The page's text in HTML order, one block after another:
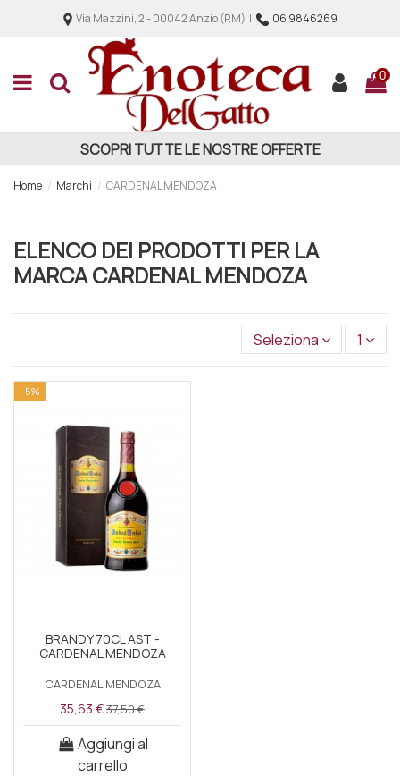
Via Mazzini, 2 - 00042 Anzio (RM) | 06 9846269
0
SCOPRI TUTTE LE NOSTRE OFFERTE
Home Marchi CARDENAL MENDOZA
ELENCO DEI PRODOTTI PER LA
MARCA CARDENAL MENDOZA
Seleziona 1
-5%
BRANDY 70CL AST -
CARDENAL MENDOZA
CARDENAL MENDOZA
35,63 €37,50 €
Aggiungi al
carrello